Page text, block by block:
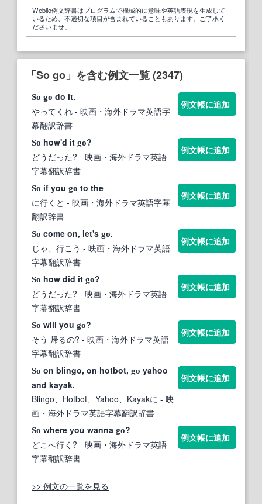
Weblio例文辞書はプログラムで機械的に意味や英語表現を生成して
いるため、不適切な項目が含まれていることもあります。ご了承く
ださいませ。
「So go」を含む例文一覧 (2347)
So go do it.
やってくれ - 映画・海外ドラマ英語字
幕翻訳辞書
例文帳に追加
So how'd it go?
どうだった? - 映画・海外ドラマ英語
字幕翻訳辞書
例文帳に追加
So if you go to the
に行くと - 映画・海外ドラマ英語字幕
翻訳辞書
例文帳に追加
So come on, let's go.
じゃ、行こう - 映画・海外ドラマ英語
字幕翻訳辞書
例文帳に追加
So how did it go?
どうだった? - 映画・海外ドラマ英語
字幕翻訳辞書
例文帳に追加
So will you go?
そう 帰るの? - 映画・海外ドラマ英語
字幕翻訳辞書
例文帳に追加
So on blingo, on hotbot, go yahoo
and kayak.
Blingo、Hotbot、Yahoo、Kayakに - 映
画・海外ドラマ英語字幕翻訳辞書
例文帳に追加
So where you wanna go?
どこへ行く? - 映画・海外ドラマ英語
字幕翻訳辞書
例文帳に追加
>> 例文の一覧を見る